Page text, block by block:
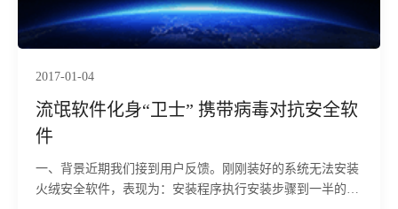
2017-01-04
流氓软件化身“卫士” 携带病毒对抗安全软
件
一、背景近期我们接到用户反馈。刚刚装好的系统无法安装
火绒安全软件，表现为：安装程序执行安装步骤到一半的时